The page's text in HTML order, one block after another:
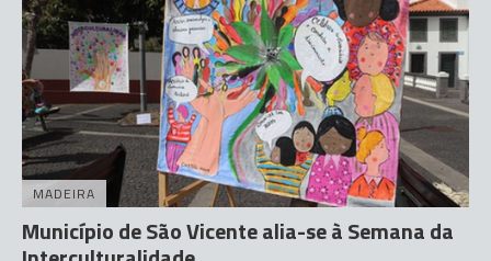
MADEIRA
Município de São Vicente alia-se à Semana da